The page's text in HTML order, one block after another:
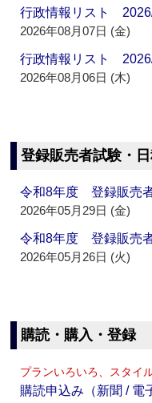
行政情報リスト
2026年08月07日 (金)
行政情報リスト
2026年08月06日 (木)
登録販売者試験・
令和8年度 登録販売
2026年05月29日 (金)
令和8年度 登録販売
2026年05月26日 (火)
購読・購入・登録
プランいろいろ、スタイ
購読申込み（新聞 / 電